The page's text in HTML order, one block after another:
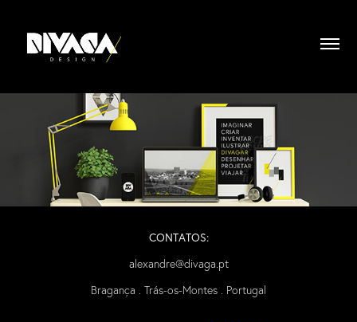
CONTATOS:
alexandre@divaga.pt
Bragança . Trás-os-Montes . Portugal